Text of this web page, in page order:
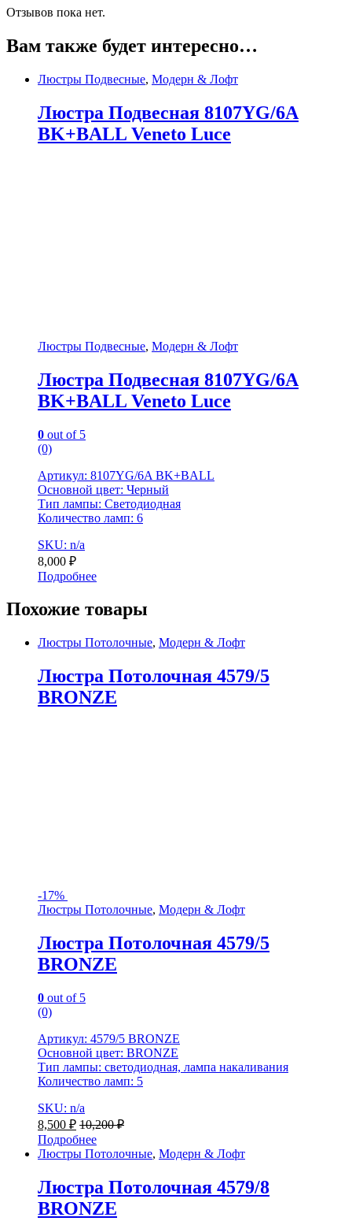
Отзывов пока нет.
Вам также будет интересно…
Люстры Подвесные, Модерн & Лофт
Люстра Подвесная 8107YG/6A
BK+BALL Veneto Luce
Люстры Подвесные, Модерн & Лофт
Люстра Подвесная 8107YG/6A
BK+BALL Veneto Luce
0 out of 5
(0)
Артикул: 8107YG/6A BK+BALL
Основной цвет: Черный
Тип лампы: Светодиодная
Количество ламп: 6
SKU: n/a
8,000 ₽
Подробнее
Похожие товары
Люстры Потолочные, Модерн & Лофт
Люстра Потолочная 4579/5
BRONZE
-17%
Люстры Потолочные, Модерн & Лофт
Люстра Потолочная 4579/5
BRONZE
0 out of 5
(0)
Артикул: 4579/5 BRONZE
Основной цвет: BRONZE
Тип лампы: светодиодная, лампа накаливания
Количество ламп: 5
SKU: n/a
8,500 ₽ 10,200₽
Подробнее
Люстры Потолочные, Модерн & Лофт
Люстра Потолочная 4579/8
BRONZE